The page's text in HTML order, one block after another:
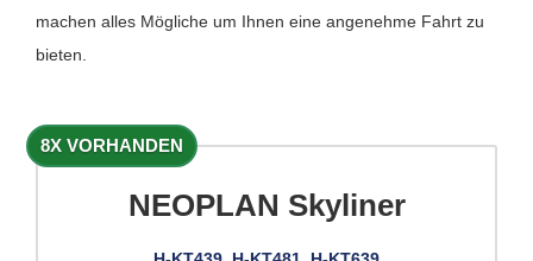
machen alles Mögliche um Ihnen eine angenehme Fahrt zu
bieten.
8X VORHANDEN
NEOPLAN Skyliner